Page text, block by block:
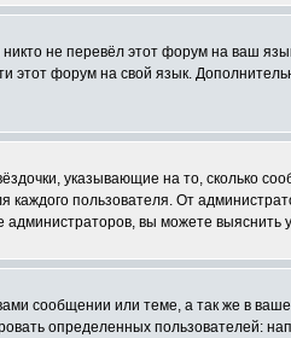
не перевёл этот форум на ваш
этот форум на свой язык.
указывающие на то, сколько
пользователя. От
вы можете выяснить
сообщении или теме, а так же в
определенных пользователей: